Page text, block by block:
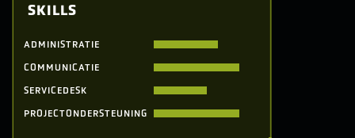
SKILLS
ADMINISTRATIE
COMMUNICATIE
SERVICEDESK
PROJECTONDERSTEUNING